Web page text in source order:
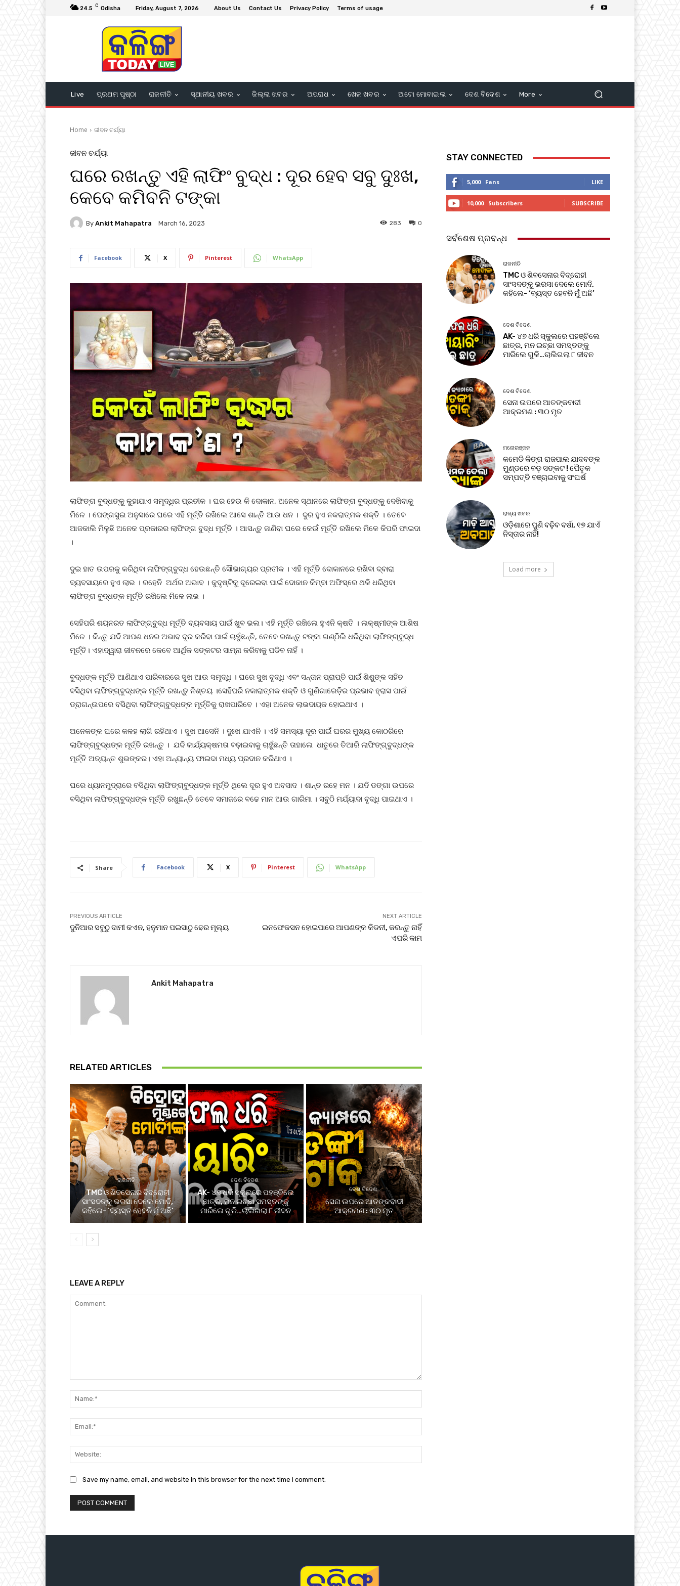
24.5 C Odisha Friday, August 7, 2026 About Us Contact Us Privacy Policy Terms of usage
Live ପ୍ରଥମ ପୃଷ୍ଠା ରାଜନୀତି ସ୍ଥାନୀୟ ଖବର ଜିଲ୍ଲା ଖବର ଅପରାଧ ଖେଳ ଖବର ଅଟୋ ମୋବାଇଲ ଦେଶ ବିଦେଶ More
Home ଜୀବନ ଚର୍ଯ୍ୟା
ଜୀବନ ଚର୍ଯ୍ୟା
ଘରେ ରଖନ୍ତୁ ଏହି ଲାଫିଂ ବୁଦ୍ଧ : ଦୂର ହେବ ସବୁ ଦୁଃଖ,
କେବେ କମିବନି ଟଙ୍କା
By Ankit Mahapatra March 16, 2023 0
283
Facebook X Pinterest WhatsApp
ଲାଫିଙ୍ଗ ବୁଦ୍ଧଙ୍କୁ କୁହାଯାଏ ସମୃଦ୍ଧିର ପ୍ରତୀକ । ଘର ହେଉ କି ଦୋକାନ, ଅନେକ ସ୍ଥାନରେ ଲାଫିଙ୍ଗ ବୁଦ୍ଧଙ୍କୁ ଦେଖିବାକୁ
ମିଳେ । ପେଙ୍ଗସୁଇ ଅନୁସାରେ ଘରେ ଏହି ମୂର୍ତ୍ତି ରଖିଲେ ଆସେ ଶାନ୍ତି ଆଉ ଧନ । ଦୁର ହୁଏ ନକରାତ୍ମକ ଶକ୍ତି । ତେବେ
ଆଜକାଲି ମିଳୁଛି ଅନେକ ପ୍ରକାରର ଲାଫିଙ୍ଗ ବୁଦ୍ଧ ମୂର୍ତ୍ତି । ଆସନ୍ତୁ ଜାଣିବା ଘରେ କେଉଁ ମୂର୍ତ୍ତି ରଖିଲେ ମିଳେ କିପରି ଫାଇଦା
।
ଦୁଇ ହାତ ଉପରକୁ କରିଥିବା ଲାଫିଙ୍ଗ୍‌ବୁଦ୍ଧ ହେଉଛନ୍ତି ସୌଭାଗ୍ୟର ପ୍ରତୀକ । ଏହି ମୂର୍ତ୍ତି ଦୋକାନରେ ରଖିବା ଦ୍ବାରା
ବ୍ୟବସାୟରେ ହୁଏ ଲାଭ । ରହେନି ଅର୍ଥର ଅଭାବ । କୁଦୃଷ୍ଟିକୁ ଦୂରେଇବା ପାଇଁ ଦୋକାନ କିମ୍ବା ଅଫିସ୍‌ରେ ଥଳି ଧରିଥିବା
ଲାଫିଙ୍ଗ ବୁଦ୍ଧଙ୍କ ମୂର୍ତ୍ତି ରଖିଲେ ମିଳେ ଲାଭ ।
ସେହିପରି ଶୟନରତ ଲାଫିଙ୍ଗ୍‌ବୁଦ୍ଧ ମୂର୍ତ୍ତି ବ୍ୟବସାୟ ପାଇଁ ଖୁବ ଭଲ। ଏହି ମୂର୍ତ୍ତି ରଖିଲେ ହୁଏନି କ୍ଷତି । ଲକ୍ଷ୍ମୀଙ୍କ ଆଶିଷ
ମିଳେ । କିନ୍ତୁ ଯଦି ଆପଣ ଧନର ଅଭାବ ଦୂର କରିବା ପାଇଁ ଚାହୁଁଛନ୍ତି, ତେବେ ରଖନ୍ତୁ ଟଙ୍କା ଗଣ୍ଠିଲି ଧରିଥିବା ଲାଫିଙ୍ଗ୍‌ବୁଦ୍ଧ
ମୂର୍ତ୍ତି। ଏହାଦ୍ୱାରା ଜୀବନରେ କେବେ ଆର୍ଥିକ ସଙ୍କଟର ସାମ୍ନା କରିବାକୁ ପଡିବ ନାହିଁ ।
ବୁଦ୍ଧଙ୍କ ମୂର୍ତ୍ତି ଆଣିଥାଏ ପାରିବାରରେ ସୁଖ ଆଉ ସମୃଦ୍ଧି । ଘରେ ସୁଖ ବୃଦ୍ଧି ଏବଂ ସନ୍ତାନ ପ୍ରାପ୍ତି ପାଇଁ ଶିଶୁଙ୍କ ସହିତ
ବସିଥିବା ଲାଫିଙ୍ଗ୍‌ବୁଦ୍ଧଙ୍କ ମୂର୍ତ୍ତି ରଖନ୍ତୁ ନିଶ୍ଚୟ ।ସେହିପରି ନକାରାତ୍ମକ ଶକ୍ତି ଓ ଗୁଣିଗାରେଡ଼ିର ପ୍ରଭାବ ହ୍ରାସ ପାଇଁ
ଡ୍ରାଗନ୍‌ଉପରେ ବସିଥିବା ଲାଫିଙ୍ଗ୍‌ବୁଦ୍ଧଙ୍କ ମୂର୍ତ୍ତିକୁ ରାଖପାରିବେ । ଏହା ଅନେକ ଲାଭଦାୟକ ହୋଇଥାଏ ।
ଅନେକଙ୍କ ଘରେ କଳହ ଲାଗି ରହିଥାଏ । ସୁଖ ଆସେନି । ଦୁଃଖ ଯାଏନି । ଏହି ସମସ୍ୟା ଦୂର ପାଇଁ ଘରର ମୁଖ୍ୟ କୋଠରିରେ
ଲାଫିଙ୍ଗ୍‌ବୁଦ୍ଧଙ୍କ ମୂର୍ତ୍ତି ରଖନ୍ତୁ । ଯଦି କାର୍ଯ୍ୟକ୍ଷମତା ବଢ଼ାଇବାକୁ ଚାହୁଁଛନ୍ତି ତାହାଲେ ଧାତୁରେ ତିଆରି ଲାଫିଙ୍ଗ୍‌ବୁଦ୍ଧଙ୍କ
ମୂର୍ତ୍ତି ଅତ୍ୟନ୍ତ ଶୁଭଙ୍କର। ଏହା ଅନ୍ୟାନ୍ୟ ଫାଇଦା ମଧ୍ୟ ପ୍ରଦାନ କରିଥାଏ ।
ଘରେ ଧ୍ୟାନମୁଦ୍ରାରେ ବସିଥିବା ଲାଫିଙ୍ଗ୍‌ବୁଦ୍ଧଙ୍କ ମୂର୍ତ୍ତି ଥିଲେ ଦୂର ହୁଏ ଅବସାଦ । ଶାନ୍ତ ରହେ ମନ । ଯଦି ଡଙ୍ଗା ଉପରେ
ବସିଥିବା ଲାଫିଙ୍ଗ୍‌ବୁଦ୍ଧଙ୍କ ମୂର୍ତ୍ତି ରଖୁଛନ୍ତି ତେବେ ସମାଜରେ ବଢେ ମାନ ଆଉ ଗାରିମା । ସବୁଠି ମର୍ଯ୍ୟାଦା ବୃଦ୍ଧି ପାଇଥାଏ ।
Share Facebook X Pinterest WhatsApp
PREVIOUS ARTICLE
ଦୁନିଆର ସବୁଠୁ ଦାମୀ କଏନ, ହନୁମାନ ପଇସାଠୁ ଢେର ମୂଲ୍ୟ
NEXT ARTICLE
ଇନଫେକସନ ହୋଇପାରେ ଆପଣଙ୍କ କିଡନୀ, କରନ୍ତୁ ନାହିଁ
ଏପରି କାମ
Ankit Mahapatra
RELATED ARTICLES
ରାଜନୀତି
TMC ଓ ଶିବସେନାର ବିଦ୍ରୋହୀ
ସାଂସଦଙ୍କୁ ଭରସା ଦେଲେ ମୋଦି,
କହିଲେ- ‘ବ୍ୟସ୍ତ ହେବନି ମୁଁ ଅଛି’
ଦେଶ ବିଦେଶ
AK- ୪୭ ଧରି ସ୍କୁଲରେ ପହଞ୍ଚିଲେ
ଛାତ୍ର, ମନ ଇଚ୍ଛା ସମସ୍ତଙ୍କୁ
ମାରିଲେ ଗୁଳି…ଚାଲିଗଲା ୮ ଜୀବନ
ଦେଶ ବିଦେଶ
ସେନା ଉପରେ ଆତଙ୍କବାଦୀ
ଆକ୍ରମଣ : ୩୦ ମୃତ
LEAVE A REPLY
Save my name, email, and website in this browser for the next time I comment.
STAY CONNECTED
5,000 Fans LIKE
10,000 Subscribers SUBSCRIBE
ସର୍ବଶେଷ ପ୍ରବନ୍ଧ
ରାଜନୀତି
TMC ଓ ଶିବସେନାର ବିଦ୍ରୋହୀ
ସାଂସଦଙ୍କୁ ଭରସା ଦେଲେ ମୋଦି,
କହିଲେ- ‘ବ୍ୟସ୍ତ ହେବନି ମୁଁ ଅଛି’
ଦେଶ ବିଦେଶ
AK- ୪୭ ଧରି ସ୍କୁଲରେ ପହଞ୍ଚିଲେ
ଛାତ୍ର, ମନ ଇଚ୍ଛା ସମସ୍ତଙ୍କୁ
ମାରିଲେ ଗୁଳି…ଚାଲିଗଲା ୮ ଜୀବନ
ଦେଶ ବିଦେଶ
ସେନା ଉପରେ ଆତଙ୍କବାଦୀ
ଆକ୍ରମଣ : ୩୦ ମୃତ
ମନୋରଞ୍ଜନ
କମେଡି କିଙ୍ଗ ରାଜପାଲ ଯାଦବଙ୍କ
ମୁଣ୍ଡରେ ବଡ଼ ସଙ୍କଟ ! ପୈତୃକ
ସମ୍ପତ୍ତି ବଞ୍ଚାଇବାକୁ ସଂଘର୍ଷ
ରାଜ୍ୟ ଖବର
ଓଡ଼ିଶାରେ ପୁଣି ବଢ଼ିବ ବର୍ଷା, ୧୭ ଯାଏଁ
ନିସ୍ତାର ନାହିଁ!
Load more